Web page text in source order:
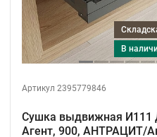
в
Артикул 2395779846
Сушка выдвижная И111
Агент, 900, АНТРАЦИТ/